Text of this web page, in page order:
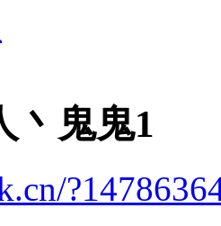
丶鬼鬼1